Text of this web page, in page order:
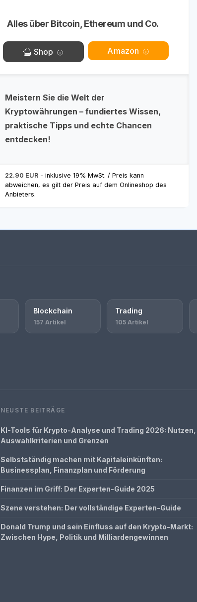
Alles über Bitcoin, Ethereum und Co.
Shop Amazon
Meistern Sie die Welt der
Kryptowährungen – fundiertes Wissen,
praktische Tipps und echte Chancen
entdecken!
22.90 EUR - inklusive 19% MwSt. / Preis kann
abweichen, es gilt der Preis auf dem Onlineshop des
Anbieters.
Blockchain
157 Artikel
Trading
105 Artikel
NEUSTE BEITRÄGE
KI-Tools für Krypto-Analyse und Trading 2026: Nutzen,
Auswahlkriterien und Grenzen
Selbstständig machen mit Kapitaleinkünften:
Businessplan, Finanzplan und Förderung
Finanzen im Griff: Der Experten-Guide 2025
Szene verstehen: Der vollständige Experten-Guide
Donald Trump und sein Einfluss auf den Krypto-Markt:
Zwischen Hype, Politik und Milliardengewinnen